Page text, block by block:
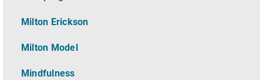
Milton Erickson
Milton Model
Mindfulness